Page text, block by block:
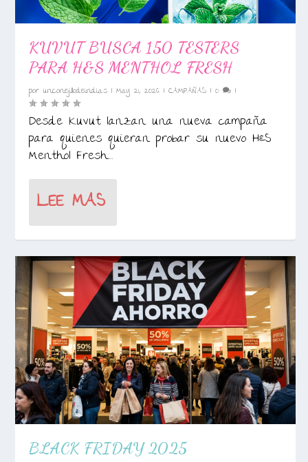
KUVUT BUSCA 150 TESTERS
PARA H&S MENTHOL FRESH
porunconejillodeindias |May 21, 2026 |CAMPAÑAS |0 |
Desde Kuvut lanzan una nueva campaña
para quienes quieran probar su nuevo H&S
Menthol Fresh....
LEE MAS
BLACK FRIDAY 2025